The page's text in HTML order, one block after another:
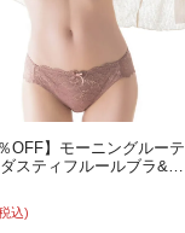
OFF】モーニングルーテ
スティフルールブラ&シ
ト
込)